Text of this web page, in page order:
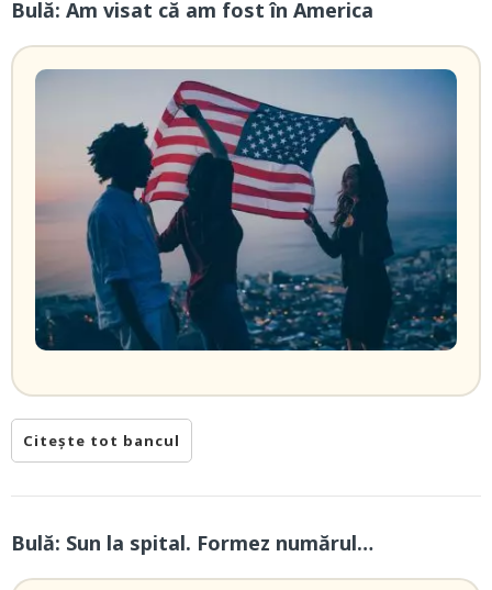
Bulă: Am visat că am fost în America
Citește tot bancul
Bulă: Sun la spital. Formez numărul…